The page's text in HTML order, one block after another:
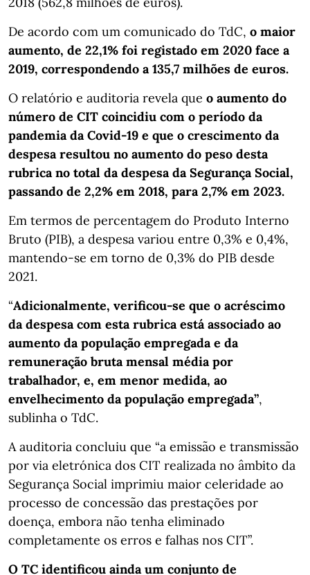
De acordo com um comunicado do TdC, o maior
aumento, de 22,1% foi registado em 2020 face a
2019, correspondendo a 135,7 milhões de euros.
O relatório e auditoria revela que o aumento do
número de CIT coincidiu com o período da
pandemia da Covid-19 e que o crescimento da
despesa resultou no aumento do peso desta
rubrica no total da despesa da Segurança Social,
passando de 2,2% em 2018, para 2,7% em 2023.
Em termos de percentagem do Produto Interno
Bruto (PIB), a despesa variou entre 0,3% e 0,4%,
mantendo-se em torno de 0,3% do PIB desde
2021.
“Adicionalmente, verificou-se que o acréscimo
da despesa com esta rubrica está associado ao
aumento da população empregada e da
remuneração bruta mensal média por
trabalhador, e, em menor medida, ao
envelhecimento da população empregada”,
sublinha o TdC.
A auditoria concluiu que “a emissão e transmissão
por via eletrónica dos CIT realizada no âmbito da
Segurança Social imprimiu maior celeridade ao
processo de concessão das prestações por
doença, embora não tenha eliminado
completamente os erros e falhas nos CIT”.
O TC identificou ainda um conjunto de